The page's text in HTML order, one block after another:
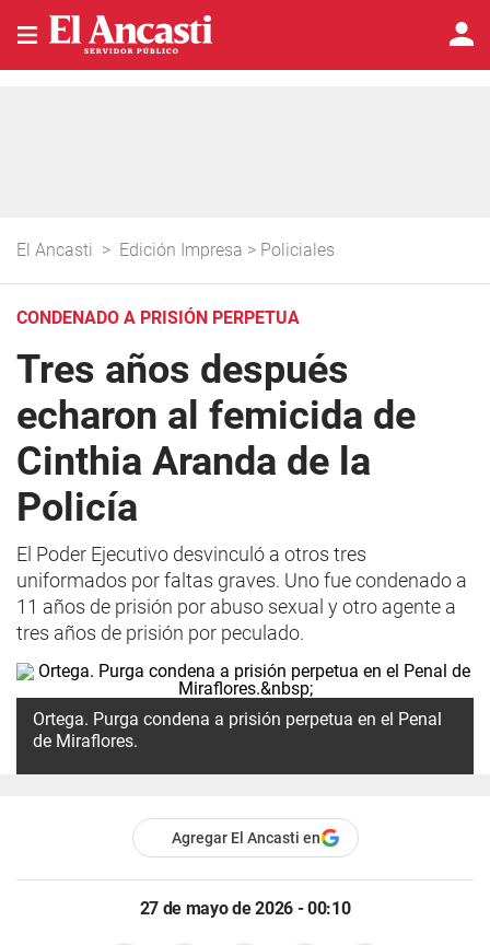
El Ancasti > Edición Impresa > Policiales
CONDENADO A PRISIÓN PERPETUA
Tres años después
echaron al femicida de
Cinthia Aranda de la
Policía
El Poder Ejecutivo desvinculó a otros tres
uniformados por faltas graves. Uno fue condenado a
11 años de prisión por abuso sexual y otro agente a
tres años de prisión por peculado.
Ortega. Purga condena a prisión perpetua en el Penal
de Miraflores.
Agregar El Ancasti en
27 de mayo de 2026 - 00:10